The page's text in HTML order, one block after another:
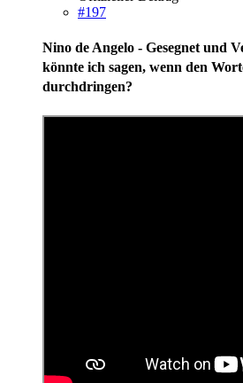
#197
Nino de Angelo - Gesegnet und
könnte ich sagen, wenn den
durchdringen?